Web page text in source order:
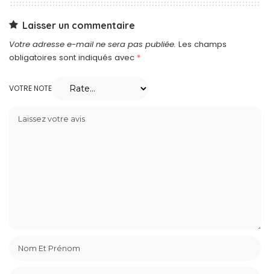
Laisser un commentaire
Votre adresse e-mail ne sera pas publiée. Les champs
obligatoires sont indiqués avec *
VOTRE NOTE